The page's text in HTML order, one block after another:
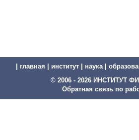
главная институт наука|
© 2006 - 2026 ИНСТИТУТ
Обратная связь по